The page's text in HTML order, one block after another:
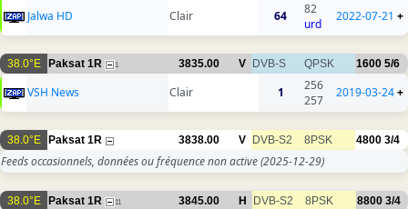
Jalwa HD Clair 64
82
urd
2022-07-21 +
38.0°E Paksat 1R 1 3835.00 V DVB-S QPSK 1600 5/6
VSH News Clair 1
256
257
2019-03-24+
38.0°E Paksat 1R 3838.00 V DVB-S2 8PSK 4800 3/4
Feeds occasionnels, données ou fréquence non active(2025-12-29)
38.0°E Paksat 1R 11 3845.00 H DVB-S2 8PSK 8800 3/4